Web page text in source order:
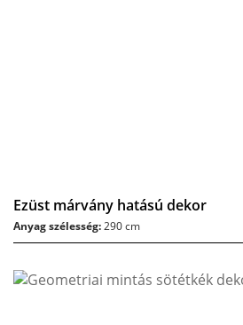
Ezüst márvány hatású dekor
Anyag szélesség:290 cm